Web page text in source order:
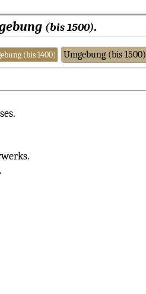
(bis 1500).
(bis 1400) Umgebung (bis 1500)